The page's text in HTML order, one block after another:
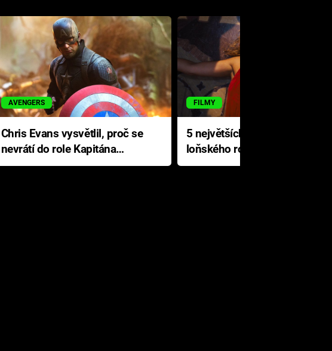
AVENGERS
Chris Evans vysvětlil, proč se
nevrátí do role Kapitána
Ameriky
FILMY
5 největších propadáků
loňského roku: Disney na
jediné katastrofě prodělal 200